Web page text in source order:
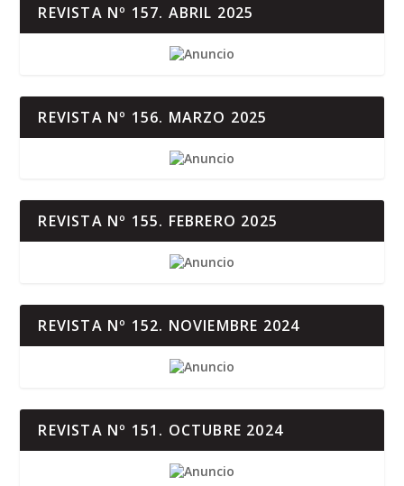
REVISTA Nº 157. ABRIL 2025
REVISTA Nº 156. MARZO 2025
REVISTA Nº 155. FEBRERO 2025
REVISTA Nº 152. NOVIEMBRE 2024
REVISTA Nº 151. OCTUBRE 2024